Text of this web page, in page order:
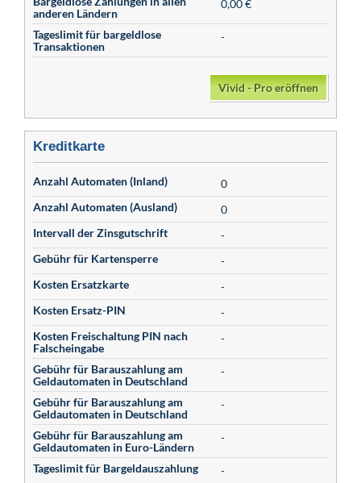
anderen Ländern
0,00 €
Tageslimit für bargeldlose
Transaktionen
-
Vivid - Pro eröffnen
Kreditkarte
Anzahl Automaten (Inland)
0
Anzahl Automaten (Ausland)
0
Intervall der Zinsgutschrift
-
Gebühr für Kartensperre
-
Kosten Ersatzkarte
-
Kosten Ersatz-PIN
-
Kosten Freischaltung PIN nach
Falscheingabe
-
Gebühr für Barauszahlung am
Geldautomaten in Deutschland
-
Gebühr für Barauszahlung am
Geldautomaten in Deutschland
-
Gebühr für Barauszahlung am
Geldautomaten in Euro-Ländern
-
Tageslimit für Bargeldauszahlung
-